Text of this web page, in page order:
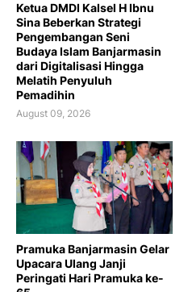
Ketua DMDI Kalsel H Ibnu
Sina Beberkan Strategi
Pengembangan Seni
Budaya Islam Banjarmasin
dari Digitalisasi Hingga
Melatih Penyuluh
Pemadihin
August 09, 2026
Pramuka Banjarmasin Gelar
Upacara Ulang Janji
Peringati Hari Pramuka ke-